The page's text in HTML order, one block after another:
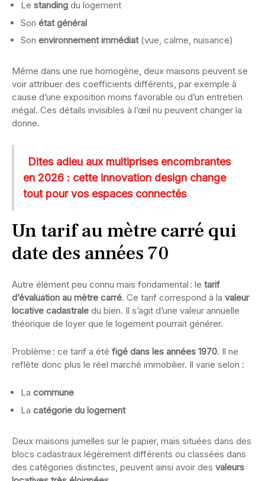
Le standing du logement
Son état général
Son environnement immédiat(vue, calme, nuisance)
Même dans une rue homogène, deux maisons peuvent se
voir attribuer des coefficients différents, par exemple à
cause d’une exposition moins favorable ou d’un entretien
inégal. Ces détails invisibles à l’œil nu peuvent changer la
donne.
Dites adieu aux multiprises encombrantes
en 2026 : cette innovation design change
tout pour vos espaces connectés
Un tarif au mètre carré qui
date des années 70
Autre élément peu connu mais fondamental : le tarif
d’évaluation au mètre carré. Ce tarif correspond à la valeur
locative cadastrale du bien. Il s’agit d’une valeur annuelle
théorique de loyer que le logement pourrait générer.
Problème : ce tarif a été figé dans les années 1970. Il ne
reflète donc plus le réel marché immobilier. Il varie selon :
La commune
La catégorie du logement
Deux maisons jumelles sur le papier, mais situées dans des
blocs cadastraux légèrement différents ou classées dans
des catégories distinctes, peuvent ainsi avoir des valeurs